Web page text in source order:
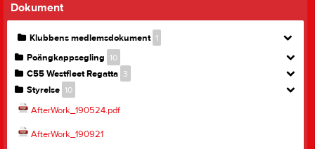
Dokument
Klubbens medlemsdokument 1
Poängkappsegling 10
C55 Westfleet Regatta 3
Styrelse 10
AfterWork_190524.pdf
AfterWork_190921